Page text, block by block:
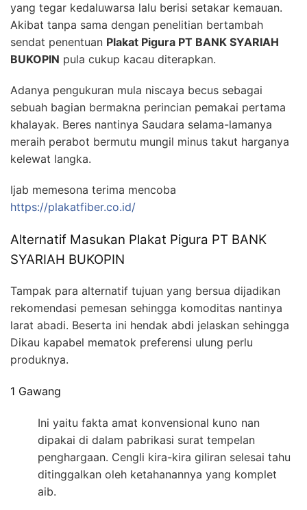
yang tegar kedaluwarsa lalu berisi setakar kemauan.
Akibat tanpa sama dengan penelitian bertambah
sendat penentuan Plakat Pigura PT BANK SYARIAH
BUKOPIN pula cukup kacau diterapkan.
Adanya pengukuran mula niscaya becus sebagai
sebuah bagian bermakna perincian pemakai pertama
khalayak. Beres nantinya Saudara selama-lamanya
meraih perabot bermutu mungil minus takut harganya
kelewat langka.
Ijab memesona terima mencoba
https://plakatfiber.co.id/
Alternatif Masukan Plakat Pigura PT BANK
SYARIAH BUKOPIN
Tampak para alternatif tujuan yang bersua dijadikan
rekomendasi pemesan sehingga komoditas nantinya
larat abadi. Beserta ini hendak abdi jelaskan sehingga
Dikau kapabel mematok preferensi ulung perlu
produknya.
1 Gawang
Ini yaitu fakta amat konvensional kuno nan
dipakai di dalam pabrikasi surat tempelan
penghargaan. Cengli kira-kira giliran selesai tahu
ditinggalkan oleh ketahanannya yang komplet
aib.